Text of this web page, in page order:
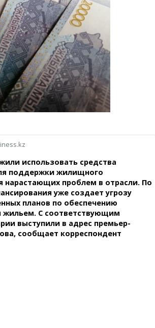
Темиртау
транспорта
остановки
службы
шины, легко!
использовать средства
поддержки жилищного
нарастающих проблем в отрасли. По
уже создает угрозу
планов по обеспечению
жильем. С соответствующим
выступили в адрес премьер-
сообщает корреспондент